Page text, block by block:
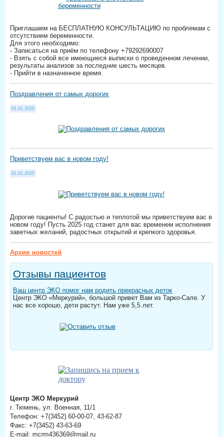
Приглашаем на БЕСПЛАТНУЮ КОНСУЛЬТАЦИЮ по проблемам с
отсутствием беременности.
Для этого необходимо:
- Записаться на приём по телефону +79292690007
- Взять с собой все имеющиеся выписки о проведенном лечении,
результаты анализов за последние шесть месяцев.
- Прийти в назначенное время.
Поздравления от самых дорогих
01.01.2025
Приветствуем вас в новом году!
01.01.2025
Дорогие пациенты! С радостью и теплотой мы приветствуем вас в
новом году! Пусть 2025 год станет для вас временем исполнения
заветных желаний, радостных открытий и крепкого здоровья.
Архив новостей
Отзывы пациентов
Ваш центр ЭКО помог нам родить прекрасных деток
Центр ЭКО «Меркурий», большой привет Вам из Тарко-Сале. У
нас все хорошо, дети растут. Нам уже 5,5 лет.
Центр ЭКО Меркурий
г. Тюмень, ул. Военная, 11/1
Телефон: +7(3452) 60-00-07, 43-62-87
Факс: +7(3452) 43-63-69
E-mail: mcrm436369@mail.ru